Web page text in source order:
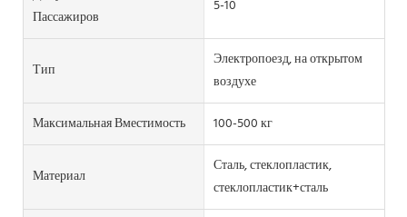
Пассажиров
5-10
Тип
Электропоезд, на открытом
воздухе
Максимальная Вместимость
100-500 кг
Материал
Сталь, стеклопластик,
стеклопластик+сталь